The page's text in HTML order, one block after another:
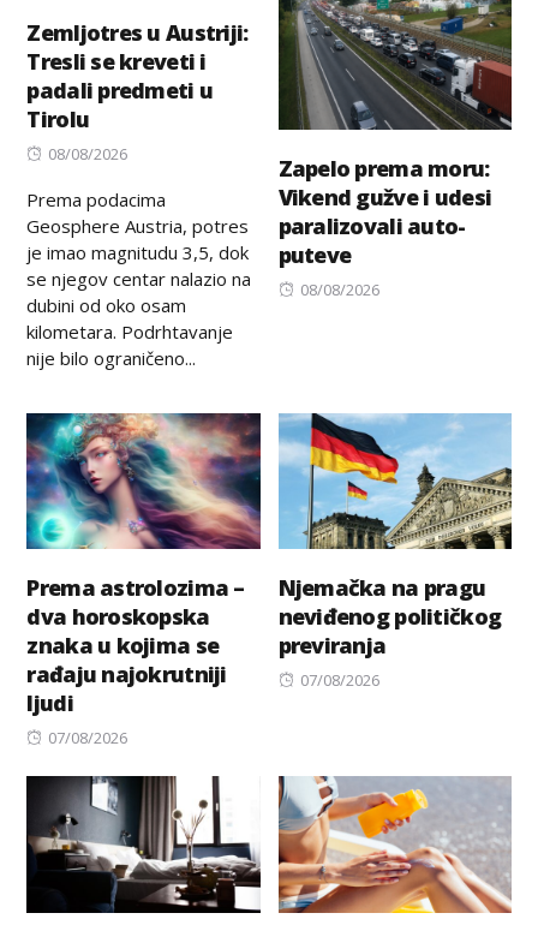
Zemljotres u Austriji:
Tresli se kreveti i
padali predmeti u
Tirolu
Posted
08/08/2026
Prema podacima
Geosphere Austria, potres
je imao magnitudu 3,5, dok
se njegov centar nalazio na
dubini od oko osam
kilometara. Podrhtavanje
nije bilo ograničeno...
Zapelo prema moru:
Vikend gužve i udesi
paralizovali auto-
puteve
Posted
08/08/2026
Prema astrolozima –
dva horoskopska
znaka u kojima se
rađaju najokrutniji
ljudi
Posted
07/08/2026
Njemačka na pragu
neviđenog političkog
previranja
Posted
07/08/2026